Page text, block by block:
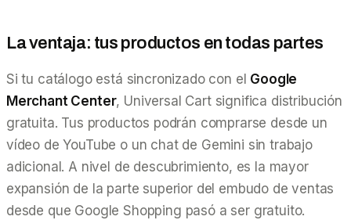
La ventaja: tus productos en todas partes
Si tu catálogo está sincronizado con el Google
Merchant Center, Universal Cart significa distribución
gratuita. Tus productos podrán comprarse desde un
vídeo de YouTube o un chat de Gemini sin trabajo
adicional. A nivel de descubrimiento, es la mayor
expansión de la parte superior del embudo de ventas
desde que Google Shopping pasó a ser gratuito.